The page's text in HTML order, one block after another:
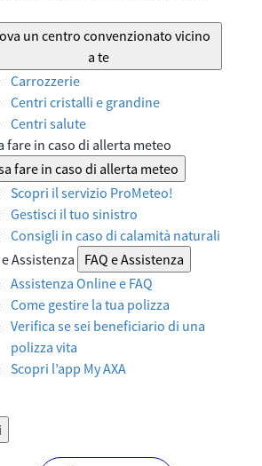
un centro convenzionato vicino
a te
Carrozzerie
Centri cristalli e grandine
Centri salute
fare in caso di allerta meteo
fare in caso di allerta meteo
Scopri il servizio ProMeteo!
Gestisci il tuo sinistro
Consigli in caso di calamità naturali
e Assistenza
FAQ e Assistenza
Assistenza Online e FAQ
Come gestire la tua polizza
Verifica se sei beneficiario di una
polizza vita
Scopri l’app My AXA
di ricerca